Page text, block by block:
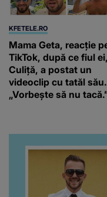
KFETELE.RO
Mama Geta, reacție
TikTok, după ce fiul ei,
Culiță, a postat un
videoclip cu tatăl său.
„Vorbește să nu